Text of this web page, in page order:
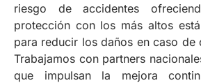
riesgo de accidentes
protección con los más altos
para reducir los daños en caso de
Trabajamos con partners
que impulsan la mejora